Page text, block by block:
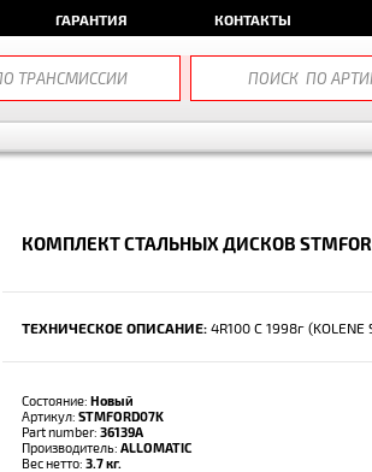
ГАРАНТИЯ КОНТАКТЫ
КОМПЛЕКТ СТАЛЬНЫХ ДИСКОВ
ТЕХНИЧЕСКОЕ ОПИСАНИЕ: 4R100 C 1998г (KOLENE
Состояние: Новый
Артикул: STMFORD07K
Part number: 36139A
Производитель: ALLOMATIC
Вес нетто: 3.7 кг.